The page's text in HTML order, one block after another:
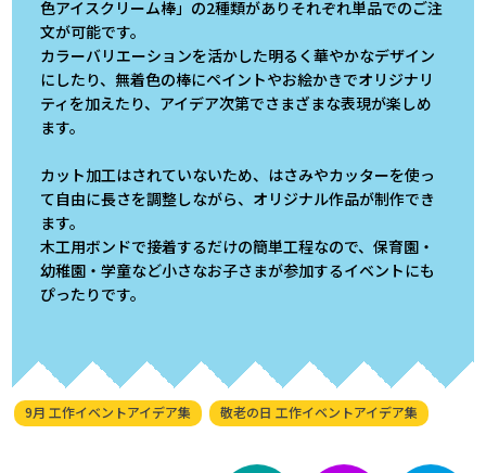
色アイスクリーム棒」の2種類がありそれぞれ単品でのご注
文が可能です。
カラーバリエーションを活かした明るく華やかなデザイン
にしたり、無着色の棒にペイントやお絵かきでオリジナリ
ティを加えたり、アイデア次第でさまざまな表現が楽しめ
ます。
カット加工はされていないため、はさみやカッターを使っ
て自由に長さを調整しながら、オリジナル作品が制作でき
ます。
木工用ボンドで接着するだけの簡単工程なので、保育園・
幼稚園・学童など小さなお子さまが参加するイベントにも
ぴったりです。
9月 工作イベントアイデア集 敬老の日 工作イベントアイデア集